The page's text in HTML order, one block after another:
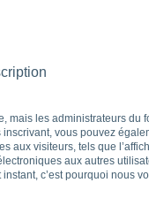
mais les administrateurs
vous pouvez
aux visiteurs, tels que
aux autres
c’est pourquoi nous